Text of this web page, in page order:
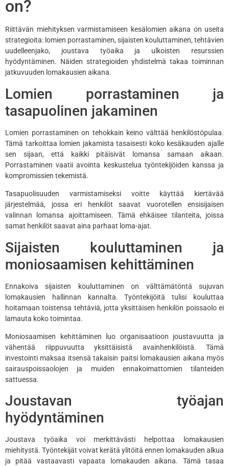
on?
Riittävän miehityksen varmistamiseen kesälomien aikana on useita
strategioita: lomien porrastaminen, sijaisten kouluttaminen, tehtävien
uudelleenjako, joustava työaika ja ulkoisten resurssien
hyödyntäminen. Näiden strategioiden yhdistelmä takaa toiminnan
jatkuvuuden lomakausien aikana.
Lomien porrastaminen ja
tasapuolinen jakaminen
Lomien porrastaminen on tehokkain keino välttää henkilöstöpulaa.
Tämä tarkoittaa lomien jakamista tasaisesti koko kesäkauden ajalle
sen sijaan, että kaikki pitäisivät lomansa samaan aikaan.
Porrastaminen vaatii avointa keskustelua työntekijöiden kanssa ja
kompromissien tekemistä.
Tasapuolisuuden varmistamiseksi voitte käyttää kiertävää
järjestelmää, jossa eri henkilöt saavat vuorotellen ensisijaisen
valinnan lomansa ajoittamiseen. Tämä ehkäisee tilanteita, joissa
samat henkilöt saavat aina parhaat loma-ajat.
Sijaisten kouluttaminen ja
moniosaamisen kehittäminen
Ennakoiva sijaisten kouluttaminen on välttämätöntä sujuvan
lomakausien hallinnan kannalta. Työntekijöitä tulisi kouluttaa
hoitamaan toistensa tehtäviä, jotta yksittäisen henkilön poissaolo ei
lamauta koko toimintaa.
Moniosaamisen kehittäminen luo organisaatioon joustavuutta ja
vähentää riippuvuutta yksittäisistä avainhenkilöistä. Tämä
investointi maksaa itsensä takaisin paitsi lomakausien aikana myös
sairauspoissaolojen ja muiden ennakoimattomien tilanteiden
sattuessa.
Joustavan työajan
hyödyntäminen
Joustava työaika voi merkittävästi helpottaa lomakausien
miehitystä. Työntekijät voivat kerätä ylitöitä ennen lomakauden alkua
ja pitää vastaavasti vapaata lomakauden aikana. Tämä tasaa